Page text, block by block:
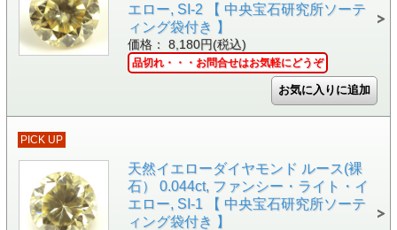
エロー, SI-2 【 中央宝石研究所ソーテ
ィング袋付き 】
価格： 8,180円(税込)
品切れ・・・お問合せはお気軽にどうぞ
PICK UP
天然イエローダイヤモンド ルース(裸
石） 0.044ct, ファンシー・ライト・イ
エロー, SI-1 【 中央宝石研究所ソーテ
ィング袋付き 】